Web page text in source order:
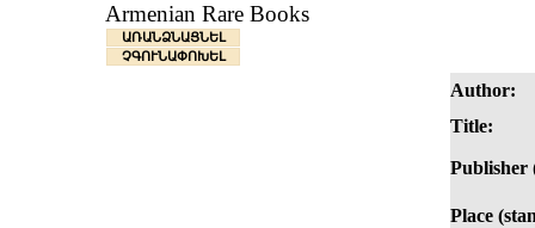
Armenian Rare Books
ԱՌԱՆՁՆԱՑՆԵԼ
ՉԳՈՒՆԱՓՈԽԵԼ
Author:
Title:
Publisher
Place